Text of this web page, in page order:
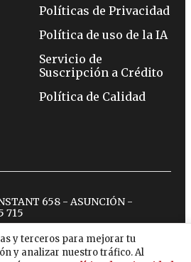
y terceros para mejorar tu
y analizar nuestro tráfico. Al
Políticas de Privacidad
Política de uso de la IA
Servicio de
Suscripción a Crédito
Política de Calidad
658 - ASUNCIÓN -
715